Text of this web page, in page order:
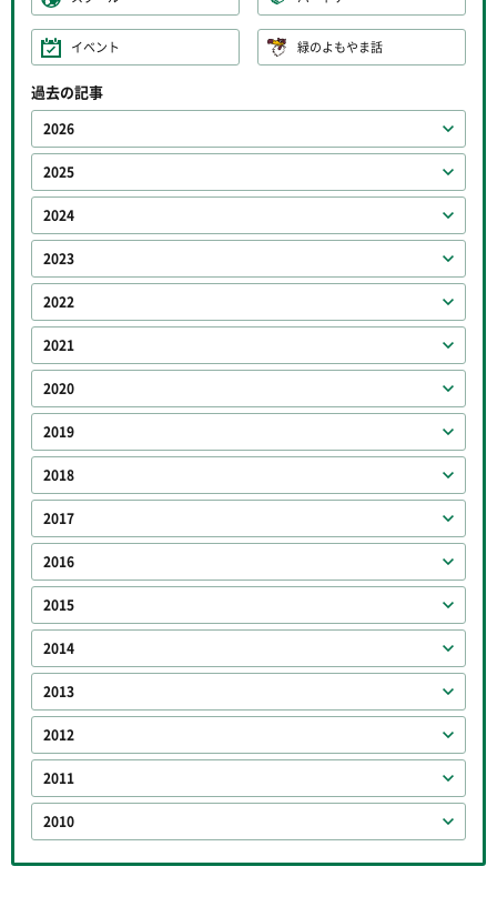
イベント 緑のよもやま話
過去の記事
2026
2025
2024
2023
2022
2021
2020
2019
2018
2017
2016
2015
2014
2013
2012
2011
2010